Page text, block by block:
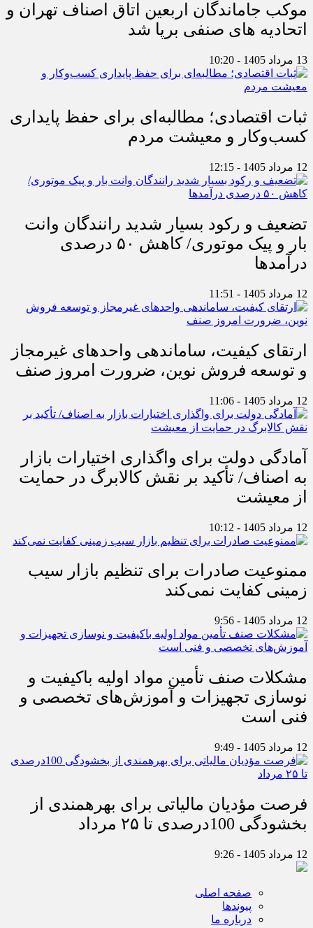
موکب جاماندگان اربعین اتاق اصناف تهران و
اتحادیه های صنفی برپا شد
13 مرداد 1405 - 10:20
ثبات اقتصادی؛ مطالبه‌ای برای حفظ پایداری
کسب‌وکار و معیشت مردم
12 مرداد 1405 - 12:15
تضعیف و رکود بسیار شدید رانندگان وانت
بار و پیک موتوری/ کاهش ۵۰ درصدی
درآمدها
12 مرداد 1405 - 11:51
ارتقای کیفیت، ساماندهی واحدهای غیرمجاز
و توسعه فروش نوین، ضرورت امروز صنف
12 مرداد 1405 - 11:06
آمادگی دولت برای واگذاری اختیارات بازار
به اصناف/ تأکید بر نقش کالابرگ در حمایت
از معیشت
12 مرداد 1405 - 10:12
ممنوعیت صادرات برای تنظیم بازار سیب
زمینی کفایت نمی‌کند
12 مرداد 1405 - 9:56
مشکلات صنف تأمین مواد اولیه باکیفیت و
نوسازی تجهیزات و آموزش‌های تخصصی و
فنی است
12 مرداد 1405 - 9:49
فرصت مؤدیان مالیاتی برای بهره‎مندی از
بخشودگی 100درصدی تا ۲۵ مرداد
12 مرداد 1405 - 9:26
صفحه اصلی
پیوندها
درباره ما